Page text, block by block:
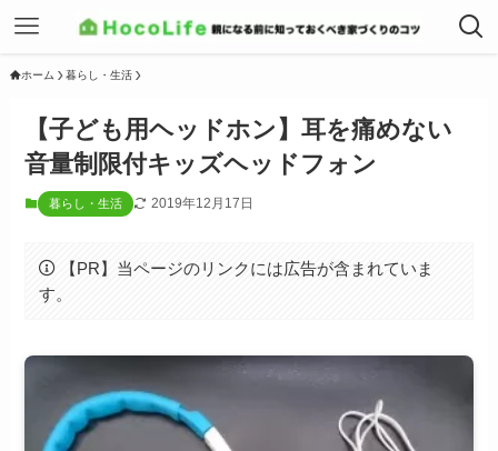
ホーム 暮らし・生活
【子ども用ヘッドホン】耳を痛めない
音量制限付キッズヘッドフォン
暮らし・生活 2019年12月17日
【PR】当ページのリンクには広告が含まれていま
す。